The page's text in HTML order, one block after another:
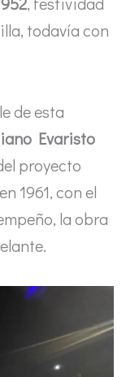
todavía con
de esta
Evaristo
proyecto
1961, con el
la obra